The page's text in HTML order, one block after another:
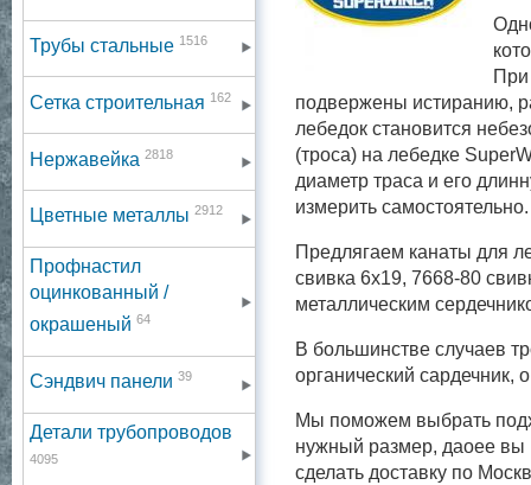
Трубы стальные 1516
Сетка строительная 162
Нержавейка 2818
Цветные металлы 2912
Профнастил
оцинкованный /
окрашеный 64
Сэндвич панели 39
Детали трубопроводов
4095
При
подвержены истиранию,
лебедок становится
(троса) на лебедке
диаметр траса и его
измерить самостоятельно.
Предлягаем канаты для
свивка 6х19, 7668-80
металлическим
В большинстве случаев
органический сардечник,
Мы поможем выбрать
нужный размер, даоее вы
сделать доставку по